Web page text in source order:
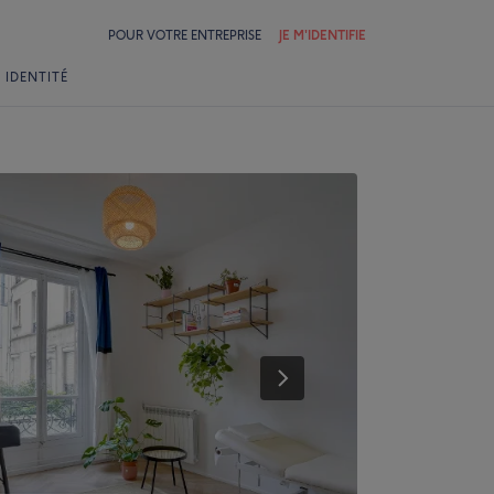
POUR VOTRE ENTREPRISE JE M'IDENTIFIE
IDENTITÉ